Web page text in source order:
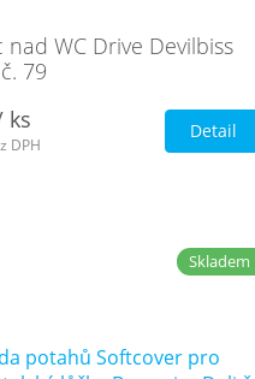
nad WC Drive Devilbiss
79
ks
DPH
Detail
Skladem